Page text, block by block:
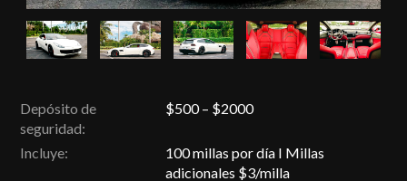
Depósito de
seguridad:
$500 – $2000
Incluye:
100 millas por día I Millas
adicionales $3/milla